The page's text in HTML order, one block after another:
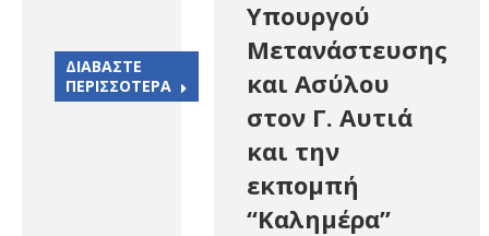
ΔΙΑΒΑΣΤΕ
ΠΕΡΙΣΣΟΤΕΡΑ
Υπουργού
Μετανάστευσης
και Ασύλου
στον Γ. Αυτιά
και την
εκπομπή
“Καλημέρα”